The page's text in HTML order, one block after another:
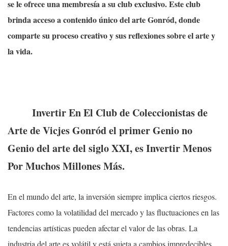
se le ofrece una membresía a su club exclusivo. Este club
brinda acceso a contenido único del arte Gonród, donde
comparte su proceso creativo y sus reflexiones sobre el arte y
la vida.
Invertir En El Club de Coleccionistas de
Arte de Vicjes Gonród el primer Genio no
Genio del arte del siglo XXI, es Invertir Menos
Por Muchos Millones Más.
En el mundo del arte, la inversión siempre implica ciertos riesgos.
Factores como la volatilidad del mercado y las fluctuaciones en las
tendencias artísticas pueden afectar el valor de las obras. La
industria del arte es volátil y está sujeta a cambios impredecibles